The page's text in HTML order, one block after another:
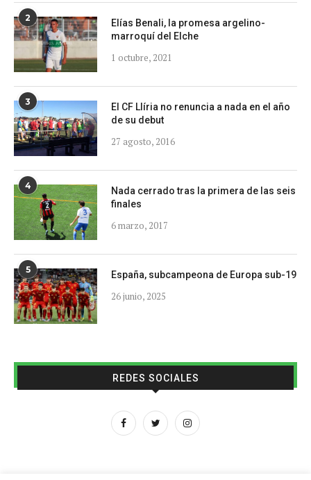
2
Elías Benali, la promesa argelino-
marroquí del Elche
1 octubre, 2021
3
El CF Llíria no renuncia a nada en el año
de su debut
27 agosto, 2016
4
Nada cerrado tras la primera de las seis
finales
6 marzo, 2017
5 España, subcampeona de Europa sub-19
26 junio, 2025
REDES SOCIALES